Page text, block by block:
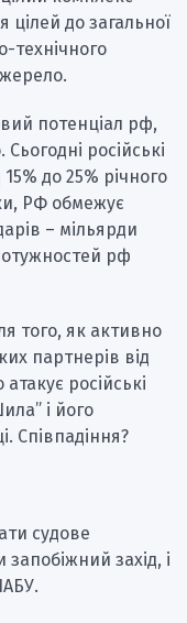
цілей до загальної
технічного
потенціал рф,
російські
до 25% річного
РФ обмежує
– мільярди
рф
того, як активно
партнерів від
російські
і його
Співпадіння?
судове
захід, і